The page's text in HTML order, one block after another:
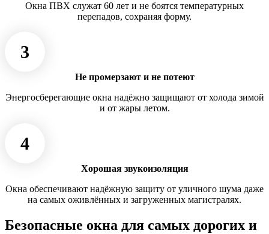
Окна ПВХ служат 60 лет и не боятся температурных
перепадов, сохраняя форму.
3
Не промерзают и не потеют
Энергосберегающие окна надёжно защищают от холода зимой
и от жары летом.
4
Хорошая звукоизоляция
Окна обеспечивают надёжную защиту от уличного шума даже
на самых оживлённых и загруженных магистралях.
Безопасные окна для самых дорогих и